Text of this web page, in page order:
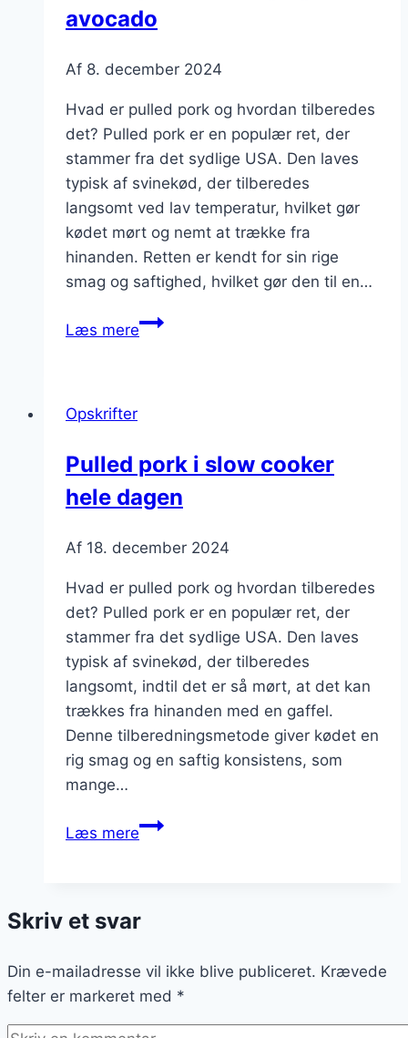
avocado
Af 8. december 2024
Hvad er pulled pork og hvordan tilberedes
det? Pulled pork er en populær ret, der
stammer fra det sydlige USA. Den laves
typisk af svinekød, der tilberedes
langsomt ved lav temperatur, hvilket gør
kødet mørt og nemt at trække fra
hinanden. Retten er kendt for sin rige
smag og saftighed, hvilket gør den til en…
Læs merePulled
Opskrifter
Pulled pork i slow cooker
hele dagen
Af 18. december 2024
Hvad er pulled pork og hvordan tilberedes
det? Pulled pork er en populær ret, der
stammer fra det sydlige USA. Den laves
typisk af svinekød, der tilberedes
langsomt, indtil det er så mørt, at det kan
trækkes fra hinanden med en gaffel.
Denne tilberedningsmetode giver kødet en
rig smag og en saftig konsistens, som
mange…
Læs merePulled
cooker
dagen
Skriv et svar
Din e-mailadresse vil ikke blive publiceret. Krævede
felter er markeret med *